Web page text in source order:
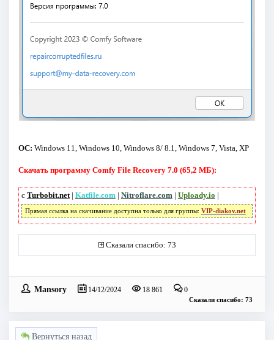
ОС: Windows 11, Windows 10, Windows 8/ 8.1, Windows 7, Vista, XP
Скачать программу Comfy File Recovery 7.0 (65,2 МБ):
с Turbobit.net| Katfile.com| Nitroflare.com| Uploady.io |
Прямая ссылка на скачивание доступна только для группы: VIP-diakov.net
Сказали спасибо: 73
Mansory 14/12/2024 18 861 0
Сказали спасибо: 73
Вернуться назад